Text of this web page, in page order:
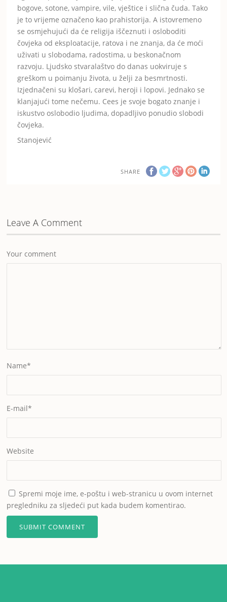
bogove, sotone, vampire, vile, vještice i slična čuda. Tako
je to vrijeme označeno kao prahistorija. A istovremeno
se osmjehujući da će religija iščeznuti i osloboditi
čovjeka od eksploatacije, ratova i ne znanja, da će moći
uživati u slobodama, radostima, u beskonačnom
razvoju. Ljudsko stvaralaštvo do danas uokviruje s
greškom u poimanju života, u želji za besmrtnosti.
Izjednačeni su klošari, carevi, heroji i lopovi. Jednako se
klanjajući tome nečemu. Cees je svoje bogato znanje i
iskustvo oslobodio ljudima, dopadljivo ponudio slobodi
čovjeka.
Stanojević
SHARE
Leave A Comment
Your comment
Name*
E-mail*
Website
Spremi moje ime, e-poštu i web-stranicu u ovom internet
pregledniku za sljedeći put kada budem komentirao.